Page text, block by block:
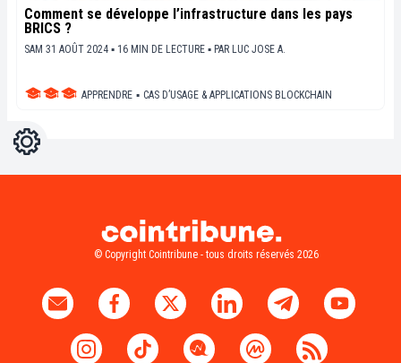
Comment se développe l’infrastructure dans les pays
BRICS ?
SAM 31 AOÛT 2024 ▪ 16 MIN DE LECTURE ▪ PAR LUC JOSE A.
APPRENDRE ▪ CAS D’USAGE & APPLICATIONS BLOCKCHAIN
Réglages
© Copyright Cointribune - tous droits réservés 2026